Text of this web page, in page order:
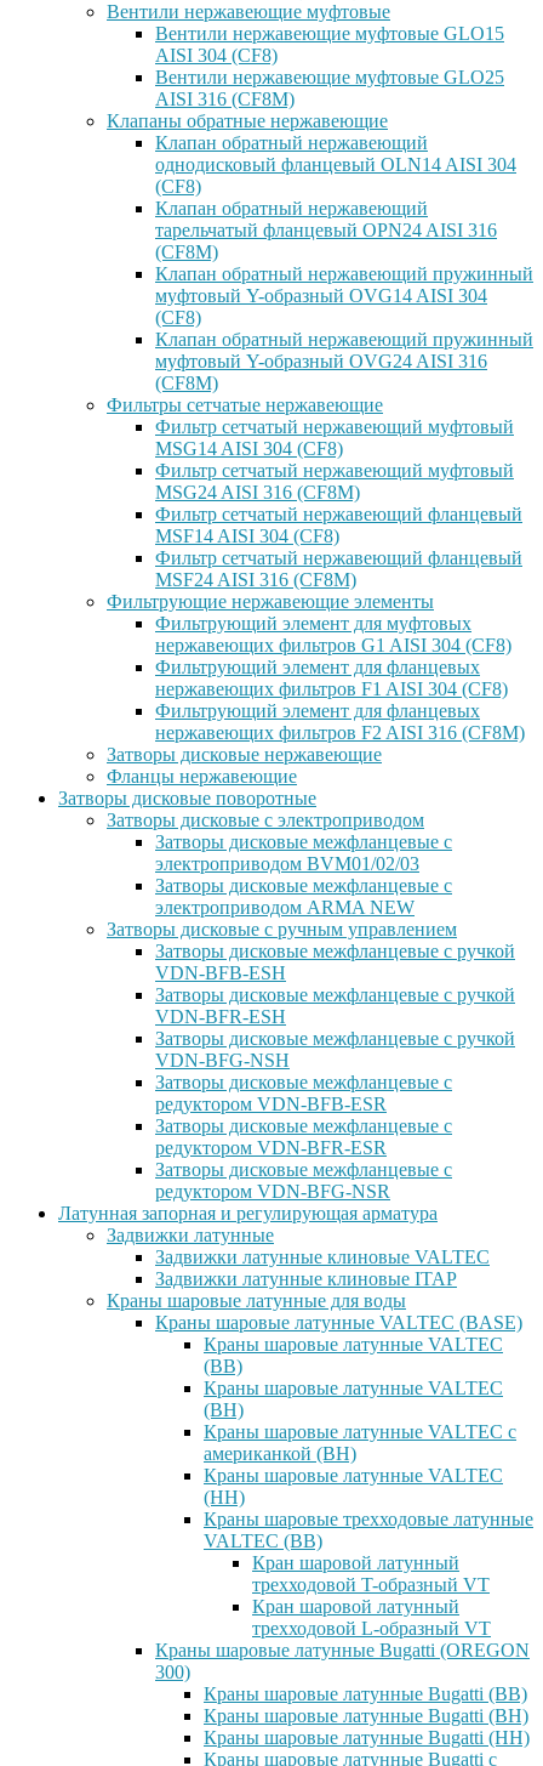
Вентили нержавеющие муфтовые
Вентили нержавеющие муфтовые GLO15
AISI 304 (CF8)
Вентили нержавеющие муфтовые GLO25
AISI 316 (CF8M)
Клапаны обратные нержавеющие
Клапан обратный нержавеющий
однодисковый фланцевый OLN14 AISI 304
(CF8)
Клапан обратный нержавеющий
тарельчатый фланцевый OPN24 AISI 316
(CF8M)
Клапан обратный нержавеющий пружинный
муфтовый Y-образный OVG14 AISI 304
(CF8)
Клапан обратный нержавеющий пружинный
муфтовый Y-образный OVG24 AISI 316
(CF8М)
Фильтры сетчатые нержавеющие
Фильтр сетчатый нержавеющий муфтовый
MSG14 AISI 304 (CF8)
Фильтр сетчатый нержавеющий муфтовый
MSG24 AISI 316 (CF8M)
Фильтр сетчатый нержавеющий фланцевый
MSF14 AISI 304 (CF8)
Фильтр сетчатый нержавеющий фланцевый
MSF24 AISI 316 (CF8M)
Фильтрующие нержавеющие элементы
Фильтрующий элемент для муфтовых
нержавеющих фильтров G1 AISI 304 (CF8)
Фильтрующий элемент для фланцевых
нержавеющих фильтров F1 AISI 304 (CF8)
Фильтрующий элемент для фланцевых
нержавеющих фильтров F2 AISI 316 (CF8M)
Затворы дисковые нержавеющие
Фланцы нержавеющие
Затворы дисковые поворотные
Затворы дисковые с электроприводом
Затворы дисковые межфланцевые с
электроприводом BVM01/02/03
Затворы дисковые межфланцевые с
электроприводом ARMA NEW
Затворы дисковые с ручным управлением
Затворы дисковые межфланцевые с ручкой
VDN-BFB-ESH
Затворы дисковые межфланцевые с ручкой
VDN-BFR-ESH
Затворы дисковые межфланцевые с ручкой
VDN-BFG-NSH
Затворы дисковые межфланцевые с
редуктором VDN-BFB-ESR
Затворы дисковые межфланцевые с
редуктором VDN-BFR-ESR
Затворы дисковые межфланцевые с
редуктором VDN-BFG-NSR
Латунная запорная и регулирующая арматура
Задвижки латунные
Задвижки латунные клиновые VALTEC
Задвижки латунные клиновые ITAP
Краны шаровые латунные для воды
Краны шаровые латунные VALTEC (BASE)
Краны шаровые латунные VALTEC
(ВВ)
Краны шаровые латунные VALTEC
(ВН)
Краны шаровые латунные VALTEC с
американкой (ВН)
Краны шаровые латунные VALTEC
(НН)
Краны шаровые трехходовые латунные
VALTEC (ВВ)
Кран шаровой латунный
трехходовой T-образный VT
Кран шаровой латунный
трехходовой L-образный VT
Краны шаровые латунные Bugatti (OREGON
300)
Краны шаровые латунные Bugatti (ВВ)
Краны шаровые латунные Bugatti (ВН)
Краны шаровые латунные Bugatti (НН)
Краны шаровые латунные Bugatti с